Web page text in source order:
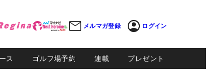
メルマガ登録 ログイン
ス ゴルフ場予約 連載 プレゼント